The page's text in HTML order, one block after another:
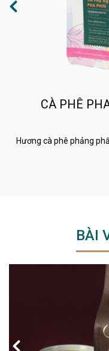
CÀ PHÊ
Hương cà phê phảng
BÀI